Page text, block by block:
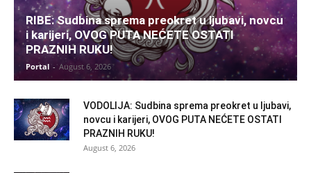
RIBE: Sudbina sprema preokret u ljubavi, novcu
i karijeri, OVOG PUTA NEĆETE OSTATI
PRAZNIH RUKU!
Portal - August 6, 2026
VODOLIJA: Sudbina sprema preokret u ljubavi,
novcu i karijeri, OVOG PUTA NEĆETE OSTATI
PRAZNIH RUKU!
August 6, 2026